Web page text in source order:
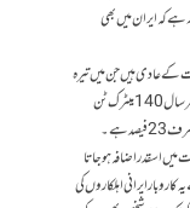
کہ ایران میں بھی
کے عادی ہیں جن میں تیرہ
لاکھ تو باقاعدہ اسپتالوں میں علاج کرا رہے ہیں۔ یہی وجہ ہے کہ ایران ہر سال 140 میٹرک ٹن
منشیات پکڑتا ہے، مگر کہا جاتا ہے کہ یہ سمگل ہونے والی منشیات کا صرف 23 فیصد ہے۔
میں اسقدر اضافہ ہو جاتا
ایرانی اہلکاروں کی